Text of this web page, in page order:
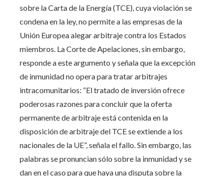
sobre la Carta de la Energía (TCE), cuya violación se
condena en la ley, no permite a las empresas de la
Unión Europea alegar arbitraje contra los Estados
miembros. La Corte de Apelaciones, sin embargo,
responde a este argumento y señala que la excepción
de inmunidad no opera para tratar arbitrajes
intracomunitarios: “El tratado de inversión ofrece
poderosas razones para concluir que la oferta
permanente de arbitraje está contenida en la
disposición de arbitraje del TCE se extiende a los
nacionales de la UE”, señala el fallo. Sin embargo, las
palabras se pronuncian sólo sobre la inmunidad y se
dan en el caso para que haya una disputa sobre la